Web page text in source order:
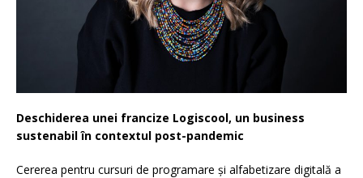
Deschiderea unei francize Logiscool, un business
sustenabil în contextul post-pandemic
Cererea pentru cursuri de programare și alfabetizare digitală a